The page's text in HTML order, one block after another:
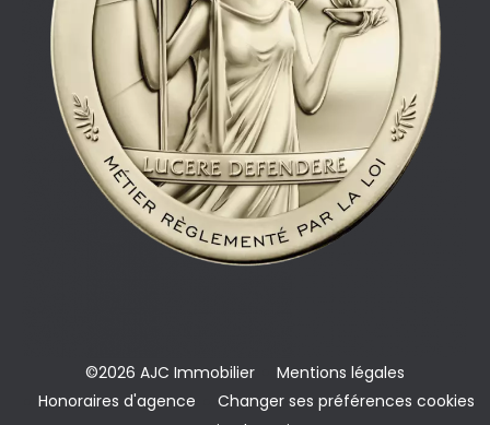
©2026 AJC Immobilier
Mentions légales
Honoraires d'agence
Changer ses préférences cookies